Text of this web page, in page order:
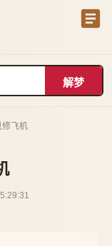
修飞机